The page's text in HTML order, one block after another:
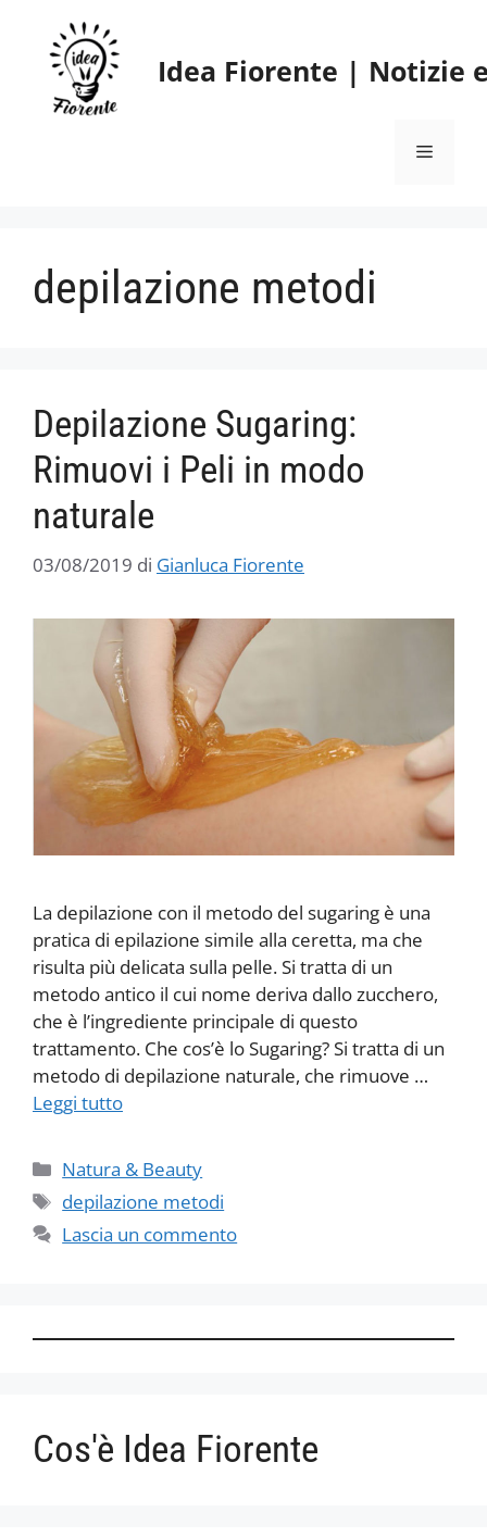
contenuto
Idea Fiorente | Notizie
Menu
depilazione metodi
Depilazione Sugaring:
Rimuovi i Peli in modo
naturale
03/08/2019 di Gianluca Fiorente
La depilazione con il metodo del sugaring è una
pratica di epilazione simile alla ceretta, ma che
risulta più delicata sulla pelle. Si tratta di un
metodo antico il cui nome deriva dallo zucchero,
che è l’ingrediente principale di questo
trattamento. Che cos’è lo Sugaring? Si tratta di un
metodo di depilazione naturale, che rimuove …
Leggi tutto
Categorie
Natura & Beauty
Tag
depilazione metodi
Lascia un commento
Cos'è Idea Fiorente